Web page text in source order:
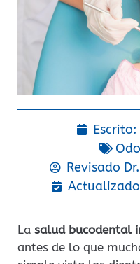
Escrito:
Revisado Dr.
La salud bucodental
antes de lo que